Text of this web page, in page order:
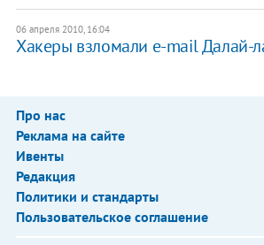
06 апреля 2010, 16:04
Хакеры взломали e-mail Далай-
Про нас
Реклама на сайте
Ивенты
Редакция
Политики и стандарты
Пользовательское соглашение